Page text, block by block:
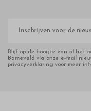
mailadres
Blijf op de hoogte van al het
Barneveld via onze e-mail
privacyverklaring voor meer